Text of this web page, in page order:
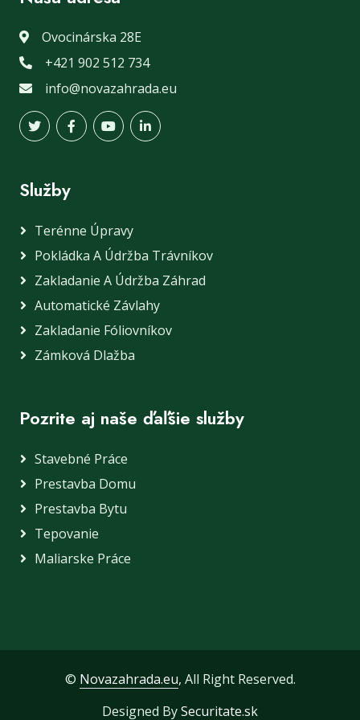
Ovocinárska 28E
+421 902 512 734
info@novazahrada.eu
Služby
Terénne Úpravy
Pokládka A Údržba Trávníkov
Zakladanie A Údržba Záhrad
Automatické Závlahy
Zakladanie Fóliovníkov
Zámková Dlažba
Pozrite aj naše ďaľšie služby
Stavebné Práce
Prestavba Domu
Prestavba Bytu
Tepovanie
Maliarske Práce
© Novazahrada.eu, All Right Reserved.
Designed BySecuritate.sk